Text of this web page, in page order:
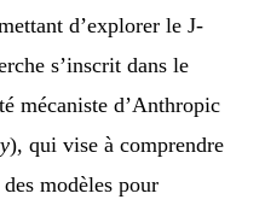
d’explorer le J-
s’inscrit dans le
mécaniste d’Anthropic
), qui vise à comprendre
modèles pour